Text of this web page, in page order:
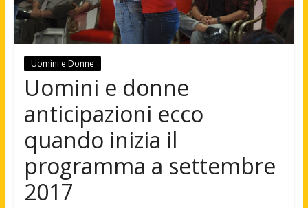
Uomini e Donne
Uomini e donne
anticipazioni ecco
quando inizia il
programma a settembre
2017